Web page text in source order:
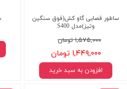
ساطور قصابی گاو کش(فوق سنگین
وتیز)مدل S400
۱,۵۷۵,۰۰۰ تومان
۱,۴۴۹,۰۰۰ تومان
افزودن به سبد خرید